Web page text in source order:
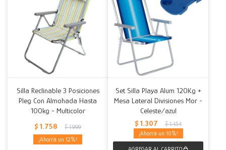
Silla Reclinable 3 Posiciones
Pleg Con Almohada Hasta
100kg - Multicolor
$ 1.758 $ 1.999
12
Set Silla Playa Alum 120Kg +
Mesa Lateral Divisiones Mor -
Celeste/azul
$ 1.307 $ 1.454
10